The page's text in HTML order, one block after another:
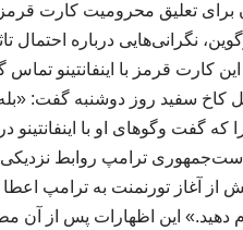
برای تعلیق محرومیت کارت قرمز
نگرانی‌هایی درباره احتمال
کارت قرمز با اینفانتینو
کاخ سفید روز دوشنبه گفت:
که گفت‌ وگوهای او با
ترامپ روابط نزدیکی
از آغاز تورنمنت به ترامپ
دهید.» این اظهارات پس از